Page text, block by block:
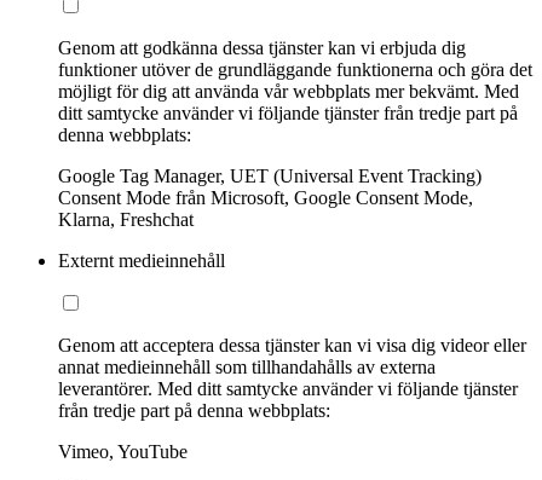
Genom att godkänna dessa tjänster kan vi erbjuda dig
funktioner utöver de grundläggande funktionerna och göra det
möjligt för dig att använda vår webbplats mer bekvämt. Med
ditt samtycke använder vi följande tjänster från tredje part på
denna webbplats:
Google Tag Manager, UET (Universal Event Tracking)
Consent Mode från Microsoft, Google Consent Mode,
Klarna, Freshchat
Externt medieinnehåll
Genom att acceptera dessa tjänster kan vi visa dig videor eller
annat medieinnehåll som tillhandahålls av externa
leverantörer. Med ditt samtycke använder vi följande tjänster
från tredje part på denna webbplats:
Vimeo, YouTube